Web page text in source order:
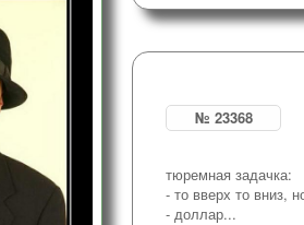
№ 23368
тюремная задачка:
- то вверх то вниз,
- доллар...